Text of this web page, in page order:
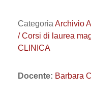
Categoria Archivio
/ Corsi di laurea
CLINICA
Docente: Barbara